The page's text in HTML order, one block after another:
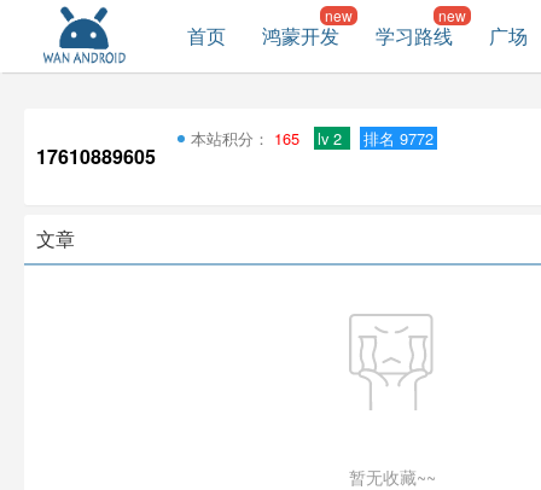
首页 鸿蒙开发 学习路线 广场
17610889605
本站积分： 165 lv 2 排名 9772
文章
暂无收藏~~